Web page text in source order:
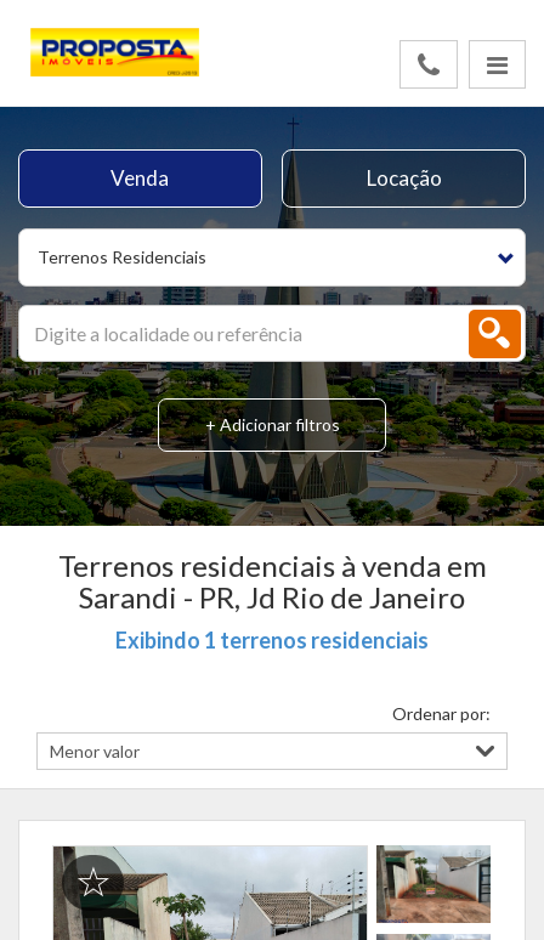
Terrenos Residenciais
Venda Locação
+ Adicionar filtros
Terrenos residenciais à venda em
Sarandi - PR, Jd Rio de Janeiro
Exibindo 1 terrenos residenciais
Ordenar por: